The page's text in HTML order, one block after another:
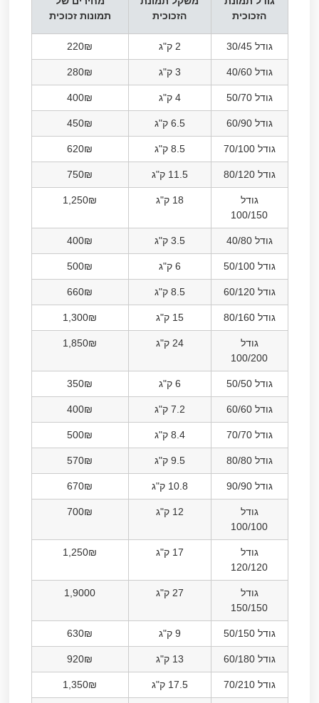
הזכוכית
הזכוכית
תמונות זכוכית
גודל 30/45 2 ק"ג 220₪
גודל 40/60 3 ק"ג 280₪
גודל 50/70 4 ק"ג 400₪
גודל 60/90 6.5 ק"ג 450₪
גודל 70/100 8.5 ק"ג 620₪
גודל 80/120 11.5 ק"ג 750₪
גודל
100/150
18 ק"ג 1,250₪
גודל 40/80 3.5 ק"ג 400₪
גודל 50/100 6 ק"ג 500₪
גודל 60/120 8.5 ק"ג 660₪
גודל 80/160 15 ק"ג 1,300₪
גודל
100/200
24 ק"ג 1,850₪
גודל 50/50 6 ק"ג 350₪
גודל 60/60 7.2 ק"ג 400₪
גודל 70/70 8.4 ק"ג 500₪
גודל 80/80 9.5 ק"ג 570₪
גודל 90/90 10.8 ק"ג 670₪
גודל
100/100
12 ק"ג 700₪
גודל
120/120
17 ק"ג 1,250₪
גודל
150/150
27 ק"ג 1,9000
גודל 50/150 9 ק"ג 630₪
גודל 60/180 13 ק"ג 920₪
גודל 70/210 17.5 ק"ג 1,350₪